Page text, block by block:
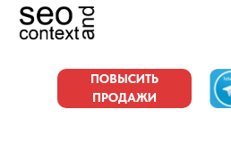
ПОВЫСИТЬ
ПРОДАЖИ